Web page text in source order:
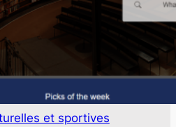
et sportives